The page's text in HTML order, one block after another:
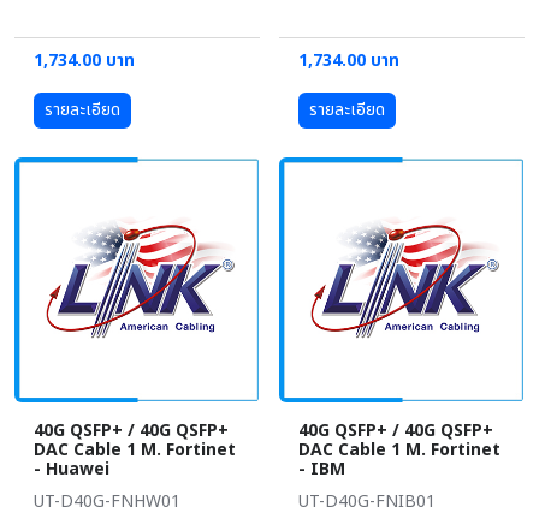
1,734.00 บาท
รายละเอียด
1,734.00 บาท
รายละเอียด
40G QSFP+ / 40G QSFP+
DAC Cable 1 M. Fortinet
- Huawei
UT-D40G-FNHW01
40G QSFP+ / 40G QSFP+
DAC Cable 1 M. Fortinet
- IBM
UT-D40G-FNIB01